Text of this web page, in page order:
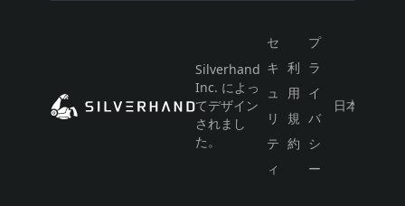
Silverhand
Inc. によっ
てデザイン
されまし
た。
セ
キ
ュ
リ
テ
ィ
利
用
規
約
プ
ラ
イ
バ
シ
ー
日本語